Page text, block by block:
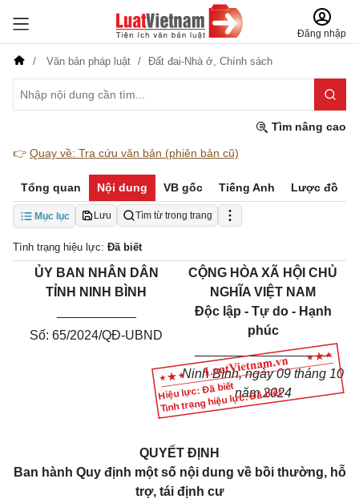
Đăng nhập
Văn bản pháp luật Đất đai-Nhà ở, Chính sách
Tìm nâng cao
👉 Quay về: Tra cứu văn bản (phiên bản cũ)
Tổng quan Nội dung VB gốc Tiếng Anh Lược đồ
Mục lục Lưu Tìm từ trong trang
Tình trạng hiệu lực: Đã biết
Hiệu lực: Đã biết
Tình trạng hiệu lực: Đã biết
ỦY BAN NHÂN DÂN
TỈNH NINH BÌNH
Số: 65/2024/QĐ-UBND
CỘNG HÒA XÃ HỘI CHỦ
NGHĨA VIỆT NAM
Độc lập - Tự do - Hạnh
phúc
___________________
Ninh Bình, ngày 09 tháng 10
năm 2024
QUYẾT ĐỊNH
Ban hành Quy định một số nội dung về bồi thường, hỗ
trợ, tái định cư